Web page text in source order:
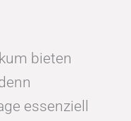
bieten
essenziell